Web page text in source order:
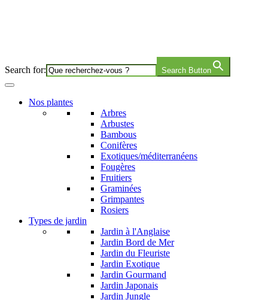
Search for: Search Button
Nos plantes
Arbres
Arbustes
Bambous
Conifères
Exotiques/méditerranéens
Fougères
Fruitiers
Graminées
Grimpantes
Rosiers
Types de jardin
Jardin à l'Anglaise
Jardin Bord de Mer
Jardin du Fleuriste
Jardin Exotique
Jardin Gourmand
Jardin Japonais
Jardin Jungle